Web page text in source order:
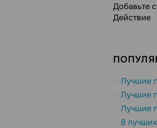
Добавьте
Действие
Лучшие
Лучшие
Лучшие
8